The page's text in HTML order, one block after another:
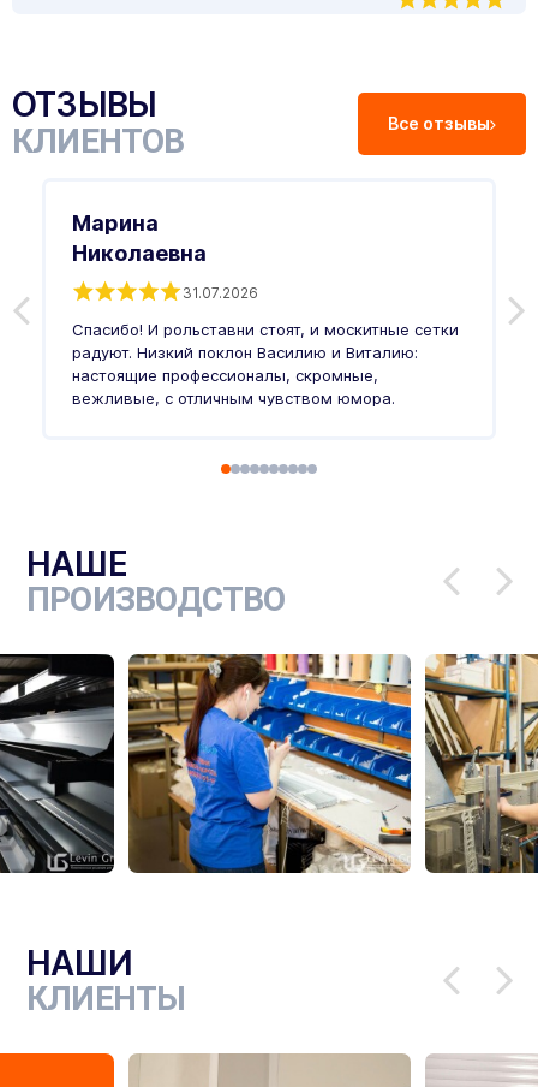
ОТЗЫВЫ
КЛИЕНТОВ Все отзывы
Марина
Николаевна
31.07.2026
Спасибо! И рольставни стоят, и москитные сетки
радуют. Низкий поклон Василию и Виталию:
настоящие профессионалы, скромные,
вежливые, с отличным чувством юмора.
НАШЕ
ПРОИЗВОДСТВО
НАШИ
КЛИЕНТЫ